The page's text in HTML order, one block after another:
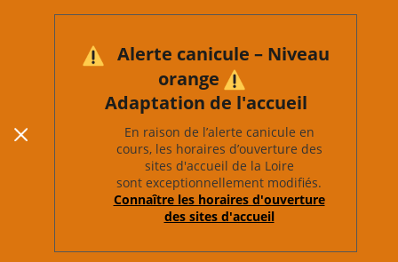
Alerte canicule – Niveau
orange
Adaptation de l'accueil
En raison de l’alerte canicule en
cours, les horaires d’ouverture des
sites d'accueil de la Loire
sont exceptionnellement modifiés.
Connaître les horaires d'ouverture
des sites d'accueil